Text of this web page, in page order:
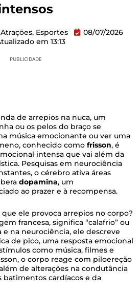
Atrações, Esportes
08/07/2026
em 13:13
PUBLICIDADE
de arrepios na nuca, um
ou os pelos do braço se
música emocionante ou ver uma
conhecido como frisson, é
intensa que vai além da
Pesquisas em neurociência
o cérebro ativa áreas
dopamina, um
ao prazer e à recompensa.
ele provoca arrepios no corpo?
francesa, significa “calafrio” ou
e na neurociência, ele descreve
de pico, uma resposta emocional
como música, filmes e
o corpo reage com piloereção
de alterações na condutância
batimentos cardíacos e da